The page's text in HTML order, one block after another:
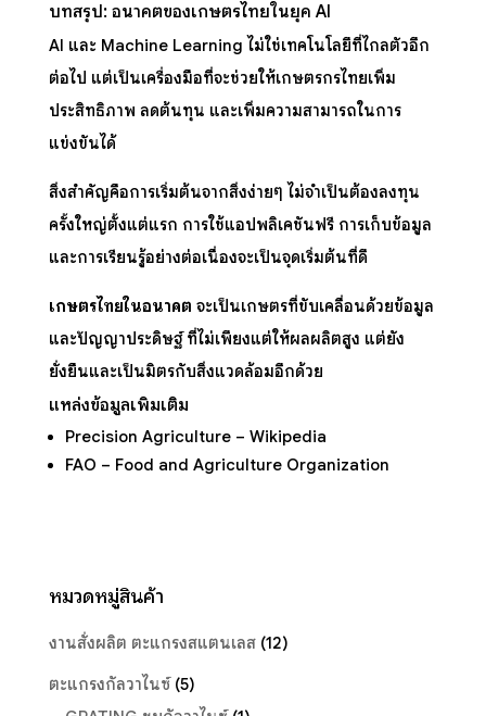
บทสรุป: อนาคตของเกษตรไทยในยุค AI
AI และ Machine Learning ไม่ใช่เทคโนโลยีที่ไกลตัวอีก
ต่อไป แต่เป็นเครื่องมือที่จะช่วยให้เกษตรกรไทยเพิ่ม
ประสิทธิภาพ ลดต้นทุน และเพิ่มความสามารถในการ
แข่งขันได้
สิ่งสำคัญคือการเริ่มต้นจากสิ่งง่ายๆ ไม่จำเป็นต้องลงทุน
ครั้งใหญ่ตั้งแต่แรก การใช้แอปพลิเคชันฟรี การเก็บข้อมูล
และการเรียนรู้อย่างต่อเนื่องจะเป็นจุดเริ่มต้นที่ดี
เกษตรไทยในอนาคต จะเป็นเกษตรที่ขับเคลื่อนด้วยข้อมูล
และปัญญาประดิษฐ์ ที่ไม่เพียงแต่ให้ผลผลิตสูง แต่ยัง
ยั่งยืนและเป็นมิตรกับสิ่งแวดล้อมอีกด้วย
แหล่งข้อมูลเพิ่มเติม
Precision Agriculture – Wikipedia
FAO – Food and Agriculture Organization
หมวดหมู่สินค้า
งานสั่งผลิต ตะแกรงสแตนเลส (12)
ตะแกรงกัลวาไนซ์ (5)